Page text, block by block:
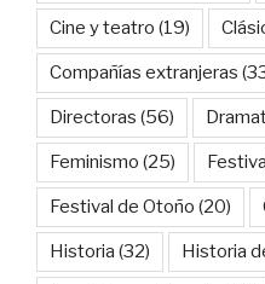
Cine y teatro (19)
Compañías extranjeras
Directoras (56)
Feminismo (25)
Festival de Otoño (20)
Historia (32) Historia